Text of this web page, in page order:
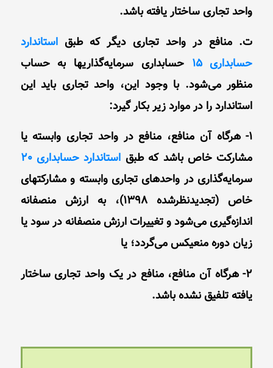
واحد تجاری ساختار یافته باشد.
ت. منافع در واحد تجاری دیگر که طبقاستاندارد
حسابداری 15
حسابداری سرمایه‌گذاریها به حساب
منظور می‌شود. با وجود این، واحد تجاری باید این
استاندارد را در موارد زیر بکار گیرد:
1- هرگاه آن منافع، منافع در واحد تجاری وابسته یا
مشارکت ‌خاص باشد که طبق استاندارد حسابداری 20
سرمایه‌گذاری در واحدهای‌ تجاری وابسته و مشارکتهای
خاص (تجدیدنظرشده 1398)، به ارزش منصفانه
اندازه‌گیری می‌شود و تغییرات ارزش منصفانه در سود یا
زیان دوره منعیکس می‌گردد؛ یا
2- هرگاه آن منافع، منافع در یک واحد تجاری ساختار
یافته تلفیق‌ نشده باشد.